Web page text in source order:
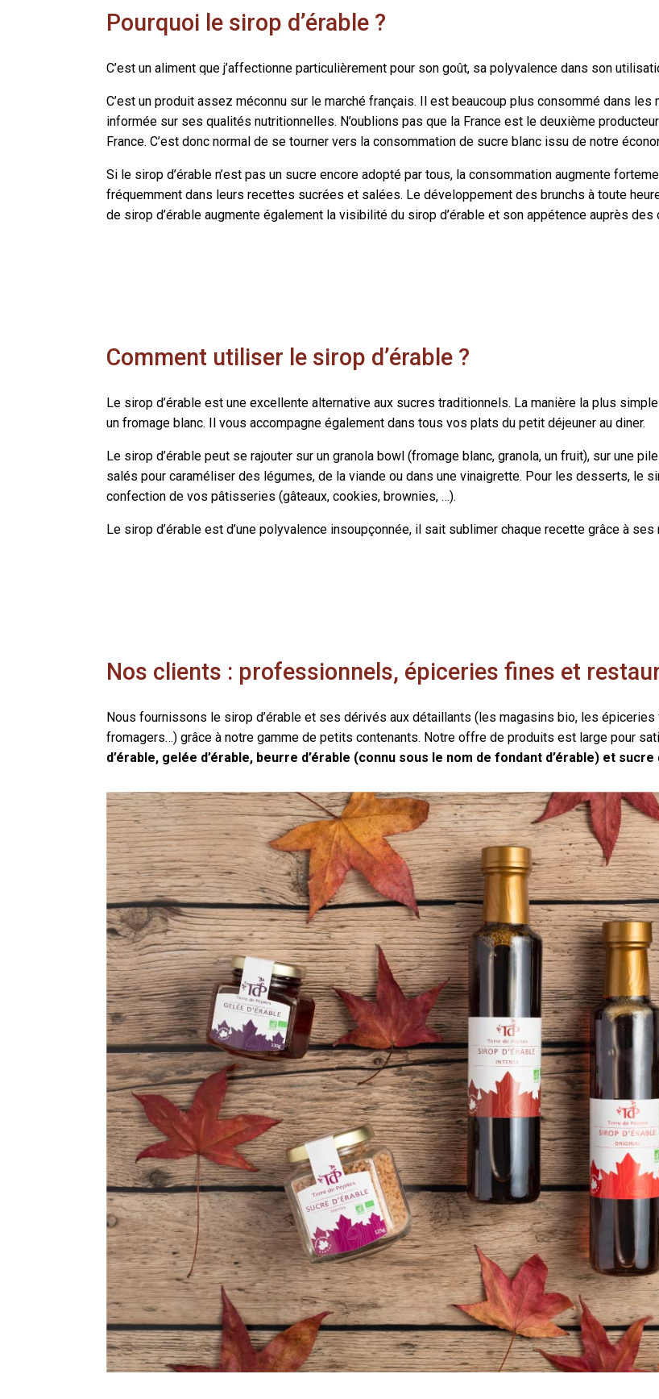
Pourquoi le sirop d’érable ?
C’est un aliment que j’affectionne particulièrement pour son goût, sa polyvalence dans son
C’est un produit assez méconnu sur le marché français. Il est beaucoup plus consommé dans
informée sur ses qualités nutritionnelles. N’oublions pas que la France est le deuxième
France. C’est donc normal de se tourner vers la consommation de sucre blanc issu de notre
Si le sirop d’érable n’est pas un sucre encore adopté par tous, la consommation augmente
fréquemment dans leurs recettes sucrées et salées. Le développement des brunchs à toute
de sirop d’érable augmente également la visibilité du sirop d’érable et son appétence auprès des
Comment utiliser le sirop d’érable ?
Le sirop d’érable est une excellente alternative aux sucres traditionnels. La manière la plus
un fromage blanc. Il vous accompagne également dans tous vos plats du petit déjeuner au diner.
Le sirop d’érable peut se rajouter sur un granola bowl (fromage blanc, granola, un fruit), sur une
salés pour caraméliser des légumes, de la viande ou dans une vinaigrette. Pour les desserts, le
confection de vos pâtisseries (gâteaux, cookies, brownies, …).
Le sirop d’érable est d’une polyvalence insoupçonnée, il sait sublimer chaque recette grâce à
Nos clients : professionnels, épiceries fines et
Nous fournissons le sirop d’érable et ses dérivés aux détaillants (les magasins bio, les
fromagers…) grâce à notre gamme de petits contenants. Notre offre de produits est large pour
d’érable, gelée d’érable, beurre d’érable (connu sous le nom de fondant d’érable) et sucre